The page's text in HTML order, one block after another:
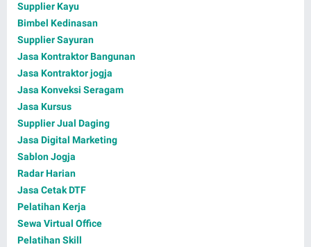
Supplier Kayu
Bimbel Kedinasan
Supplier Sayuran
Jasa Kontraktor Bangunan
Jasa Kontraktor jogja
Jasa Konveksi Seragam
Jasa Kursus
Supplier Jual Daging
Jasa Digital Marketing
Sablon Jogja
Radar Harian
Jasa Cetak DTF
Pelatihan Kerja
Sewa Virtual Office
Pelatihan Skill